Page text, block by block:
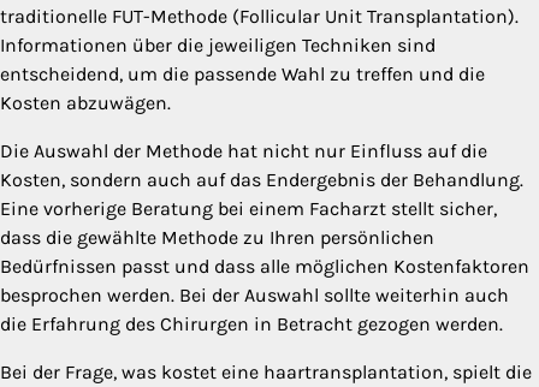
traditionelle FUT-Methode (Follicular Unit Transplantation).
Informationen über die jeweiligen Techniken sind
entscheidend, um die passende Wahl zu treffen und die
Kosten abzuwägen.
Die Auswahl der Methode hat nicht nur Einfluss auf die
Kosten, sondern auch auf das Endergebnis der Behandlung.
Eine vorherige Beratung bei einem Facharzt stellt sicher,
dass die gewählte Methode zu Ihren persönlichen
Bedürfnissen passt und dass alle möglichen Kostenfaktoren
besprochen werden. Bei der Auswahl sollte weiterhin auch
die Erfahrung des Chirurgen in Betracht gezogen werden.
Bei der Frage, was kostet eine haartransplantation, spielt die